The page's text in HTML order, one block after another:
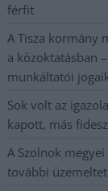
férfit
A Tisza kormány
a közoktatásban
munkáltatói
Sok volt az
kapott, más
A Szolnok megyei
további